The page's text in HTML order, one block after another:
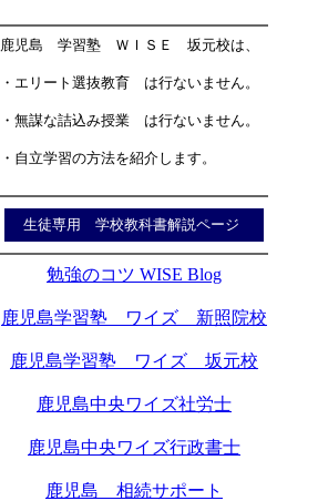
鹿児島 学習塾 ＷＩＳＥ 坂元校は、
・エリート選抜教育 は行ないません。
・無謀な詰込み授業 は行ないません。
・自立学習の方法を紹介します。
生徒専用 学校教科書解説ページ
勉強のコツ WISE Blog
鹿児島学習塾 ワイズ 新照院校
鹿児島学習塾 ワイズ 坂元校
鹿児島中央ワイズ社労士
鹿児島中央ワイズ行政書士
鹿児島 相続サポート